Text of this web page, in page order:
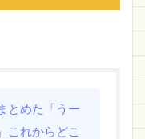
とめた「うー
これからどこ